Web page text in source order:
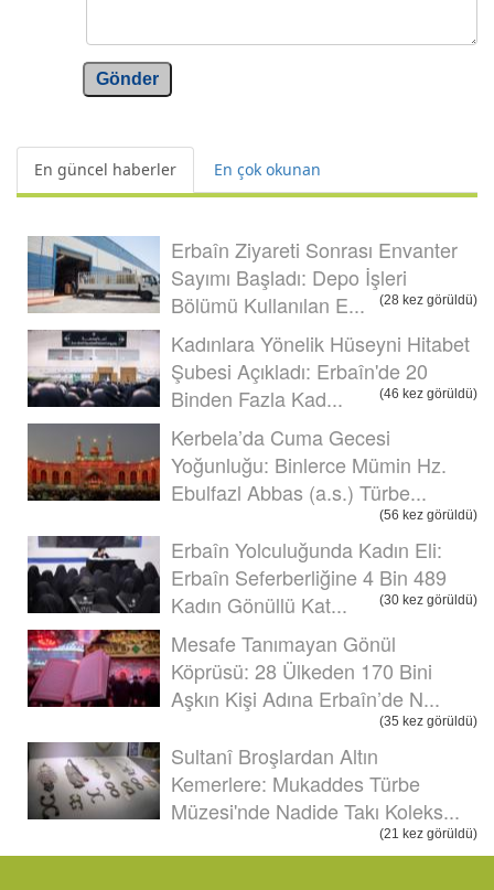
Gönder
En güncel haberler En çok okunan
Erbaîn Ziyareti Sonrası Envanter
Sayımı Başladı: Depo İşleri
Bölümü Kullanılan E...
(28 kez görüldü)
Kadınlara Yönelik Hüseyni Hitabet
Şubesi Açıkladı: Erbaîn'de 20
Binden Fazla Kad...
(46 kez görüldü)
Kerbela’da Cuma Gecesi
Yoğunluğu: Binlerce Mümin Hz.
Ebulfazl Abbas (a.s.) Türbe...
(56 kez görüldü)
Erbaîn Yolculuğunda Kadın Eli:
Erbaîn Seferberliğine 4 Bin 489
Kadın Gönüllü Kat...
(30 kez görüldü)
Mesafe Tanımayan Gönül
Köprüsü: 28 Ülkeden 170 Bini
Aşkın Kişi Adına Erbaîn’de N...
(35 kez görüldü)
Sultanî Broşlardan Altın
Kemerlere: Mukaddes Türbe
Müzesi'nde Nadide Takı Koleks...
(21 kez görüldü)